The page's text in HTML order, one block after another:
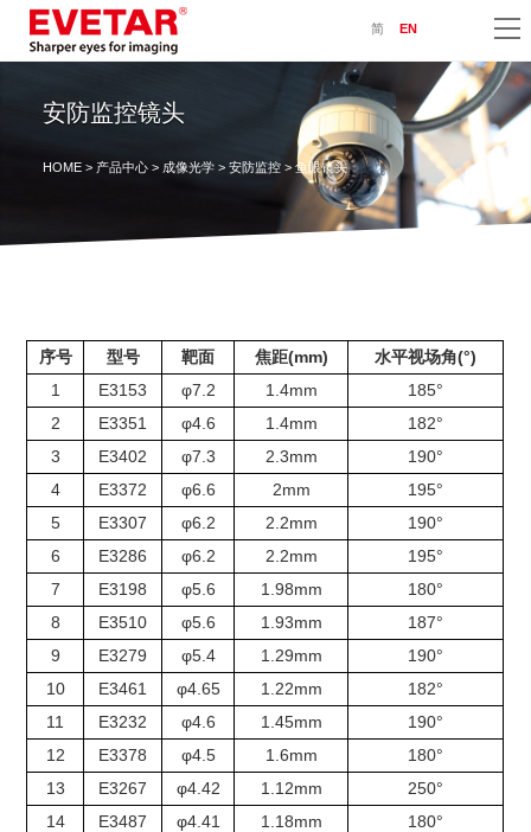
简 EN
安防监控镜头
HOME> 产品中心> 成像光学> 安防监控> 鱼眼镜头
序号 型号 靶面 焦距(mm)
水平视场角(°)
1
E3153 φ7.2 1.4mm
185°
2
E3351 φ4.6 1.4mm
182°
3
E3402 φ7.3 2.3mm
190°
4
E3372 φ6.6 2mm
195°
5
E3307 φ6.2 2.2mm
190°
6
E3286 φ6.2 2.2mm
195°
7
E3198 φ5.6 1.98mm
180°
8
E3510 φ5.6 1.93mm
187°
9
E3279 φ5.4 1.29mm
190°
10
E3461 φ4.65 1.22mm
182°
11
E3232 φ4.6 1.45mm
190°
12
E3378 φ4.5 1.6mm
180°
13
E3267 φ4.42 1.12mm
250°
14
E3487 φ4.41 1.18mm
180°